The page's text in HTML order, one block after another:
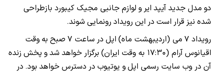
دو مدل جدیدآیپد ایر و لوازم جانبی مجیک کیبورد بازطراحی
شده نیز قرار است در این رویداد رونمایی شوند.
رویداد ۷ می (اردیبهشت ماه) اپل در ساعت ۷ صبح به وقت
اقیانوسآرام (۱۷:۳۰ به وقت ایران) برگزار خواهد شدو پخش زنده
آن در وب سایت رسمی اپلو یوتیوب در دسترس خواهد بود. در